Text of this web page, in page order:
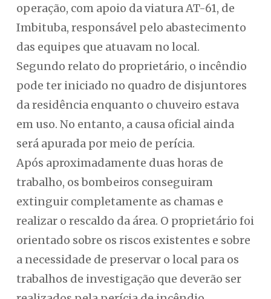
operação, com apoio da viatura AT-61, de
Imbituba, responsável pelo abastecimento
das equipes que atuavam no local.
Segundo relato do proprietário, o incêndio
pode ter iniciado no quadro de disjuntores
da residência enquanto o chuveiro estava
em uso. No entanto, a causa oficial ainda
será apurada por meio de perícia.
Após aproximadamente duas horas de
trabalho, os bombeiros conseguiram
extinguir completamente as chamas e
realizar o rescaldo da área. O proprietário foi
orientado sobre os riscos existentes e sobre
a necessidade de preservar o local para os
trabalhos de investigação que deverão ser